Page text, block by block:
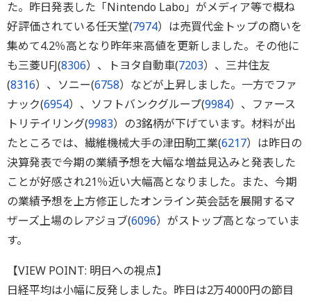
た。昨日発表した「Nintendo Labo」がメディア等で概ね
好評価されている任天堂(7974）は売買代金トップの商いを
集めて4.2％高となり昨年来高値を更新しました。その他に
も三菱UFJ(8306）、トヨタ自動車(7203）、三井住友
(8316）、ソニー(6758）などが上昇しました。一方でファ
ナック(6954）、ソフトバンクグループ(9984）、ファース
トリテイリング(9983）の3銘柄が下げています。材料が出
たところでは、繊維機械大手の津田駒工業(6217）は昨日の
決算発表で今期の業績予想を大幅な増益見込みと発表した
ことが好感され21％近い大幅高となりました。また、今期
の業績予想を上方修正したオンライン英会話を展開するマ
ザーズ上場のレアジョブ(6096）がストップ高となっていま
す。
【VIEW POINT: 明日への視点】
日経平均は小幅に反発しました。昨日は2万4000円の節目